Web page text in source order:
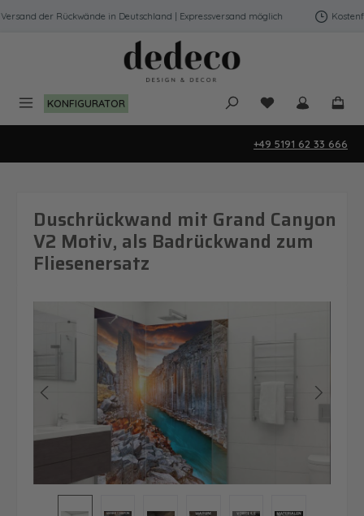
Zum Hauptinhalt springen
der Rückwände in Deutschland | Expressversand möglich
KONFIGURATOR Du hast 0
+49 5191 62 33 666
Duschrückwand mit Grand Canyon
V2 Motiv, als Badrückwand zum
Fliesenersatz
Bildergalerie überspringen